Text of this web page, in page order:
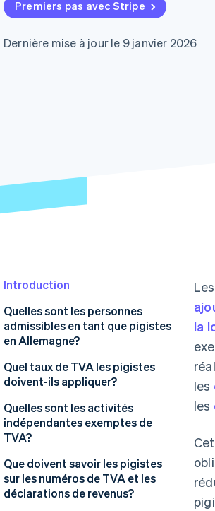
des acceptations
accélérés
Premiers pas avec Stripe
Dernière mise à jour le 9 janvier 2026
Introduction
Quelles sont les personnes
admissibles en tant que pigistes
en Allemagne?
Professions de la santé
Professions juridiques et
financières
Métiers techniques et créatifs
Obligations fiscales pour les
pigistes
Quel taux de TVA les pigistes
doivent-ils appliquer?
Quelles sont les activités
indépendantes exemptes de
TVA?
Exemptions de TVA dans les
soins de santé
Que doivent savoir les pigistes
sur les numéros de TVA et les
déclarations de revenus?
la
les
les